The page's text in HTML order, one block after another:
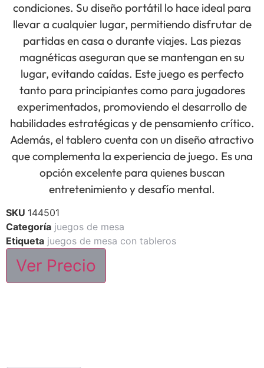
condiciones. Su diseño portátil lo hace ideal para
llevar a cualquier lugar, permitiendo disfrutar de
partidas en casa o durante viajes. Las piezas
magnéticas aseguran que se mantengan en su
lugar, evitando caídas. Este juego es perfecto
tanto para principiantes como para jugadores
experimentados, promoviendo el desarrollo de
habilidades estratégicas y de pensamiento crítico.
Además, el tablero cuenta con un diseño atractivo
que complementa la experiencia de juego. Es una
opción excelente para quienes buscan
entretenimiento y desafío mental.
SKU 144501
Categoría juegos de mesa
Etiqueta juegos de mesa con tableros
Ver Precio